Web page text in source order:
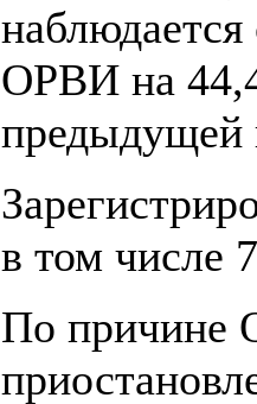
ОРВИ на
предыдущей
в том числе
По причине